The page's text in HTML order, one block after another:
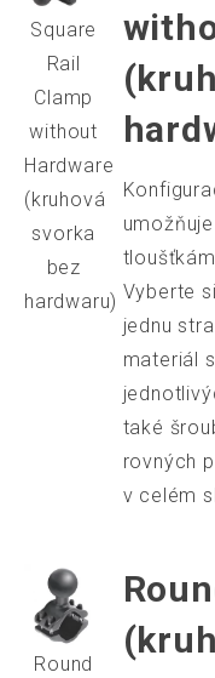
Square
Rail
Clamp
without
Hardware
(kruhová
svorka
bez
hardwaru) Vyberte
jednu
materiál
také
rovných
v celém
Round